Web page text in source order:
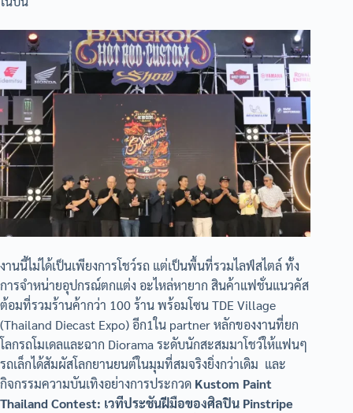
งานนี้ไม่ได้เป็นเพียงการโชว์รถ แต่เป็นพื้นที่รวมไลฟ์สไตล์ ทั้ง
การจำหน่ายอุปกรณ์ตกแต่ง อะไหล่หายาก สินค้าแฟชั่นแนวคัส
ต้อมที่รวมร้านค้ากว่า 100 ร้าน พร้อมโซน TDE Village
(Thailand Diecast Expo) อีก1ใน partner หลักของงานที่ยก
โลกรถโมเดลและฉาก Diorama ระดับนักสะสมมาโชว์ให้แฟนๆ
รถเล็กได้สัมผัสโลกยานยนต์ในมุมที่สมจริงยิ่งกว่าเดิม และ
กิจกรรมความบันเทิงอย่างการประกวด Kustom Paint
Thailand Contest: เวทีประชันฝีมือของศิลปิน Pinstripe